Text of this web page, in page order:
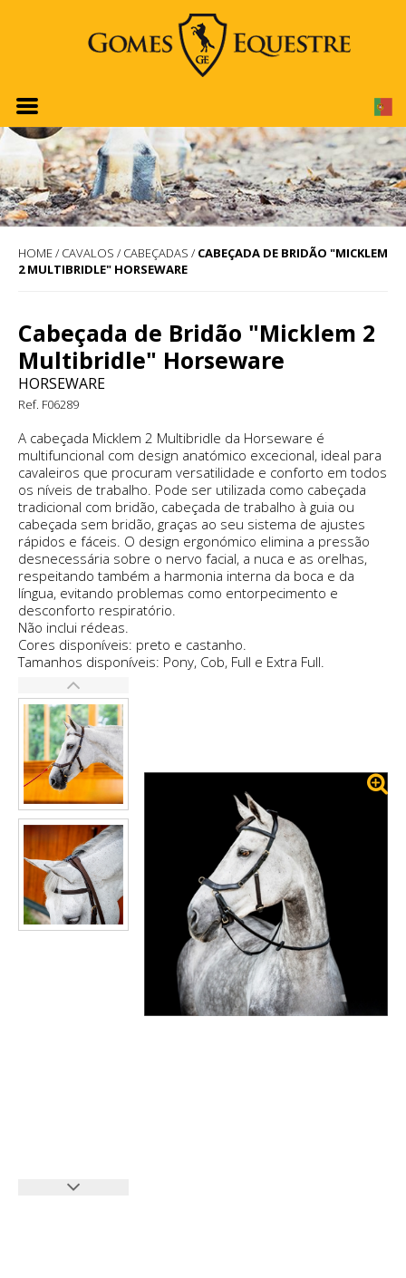
HOME/ CAVALOS / CABEÇADAS / CABEÇADA DE BRIDÃO "MICKLEM
2 MULTIBRIDLE" HORSEWARE
Cabeçada de Bridão "Micklem 2
Multibridle" Horseware
HORSEWARE
Ref. F06289
A cabeçada Micklem 2 Multibridle da Horseware é
multifuncional com design anatómico excecional, ideal para
cavaleiros que procuram versatilidade e conforto em todos
os níveis de trabalho. Pode ser utilizada como cabeçada
tradicional com bridão, cabeçada de trabalho à guia ou
cabeçada sem bridão, graças ao seu sistema de ajustes
rápidos e fáceis. O design ergonómico elimina a pressão
desnecessária sobre o nervo facial, a nuca e as orelhas,
respeitando também a harmonia interna da boca e da
língua, evitando problemas como entorpecimento e
desconforto respiratório.
Não inclui rédeas.
Cores disponíveis: preto e castanho.
Tamanhos disponíveis: Pony, Cob, Full e Extra Full.